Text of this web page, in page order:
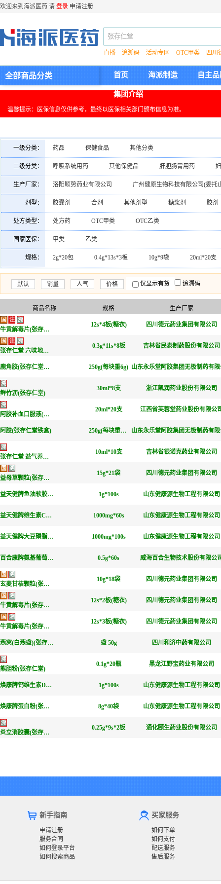
欢迎来到海派医药 请 登录 申请注册
直播 追溯码 活动专区 OTC甲类 四川
全部商品分类 首页 海派制造 自主
集团介绍
温馨提示：医保信息仅供参考，最终以医保相关部门颁布信息为准。
一级分类： 药品 保健食品 其他分类
二级分类： 呼吸系统用药 其他保健品 肝胆肠胃用药
清热解毒类药 调理胃肠 骨伤风湿类用药
生产厂家： 洛阳顺势药业有限公司 广州健原生物科技有限公司(委托
四川和济中药有限公司 浙江凯润药业股份有限公司
柏维力生物技术(安徽)有限公司 浙江远力健药业有限责任
吉林省银诺克药业有限公司
江西川奇药业有限公司 哈尔滨国康药业有限公司
三门峡广宇生物制药有限公司 吉林白山正茂药业股份公司
剂型： 胶囊剂 合剂 其他剂型 糖浆剂 胶剂
处方类型： 处方药 OTC甲类 OTC乙类
国家医保： 甲类 乙类
规格： 2g*20包 0.4g*13s*3板 10g*9袋 20ml*20支
0.3g*11s*8板 1g*100s 80ml 0.25g*20s*3板
250g(每块重6g) 8g*40袋
0.37g*75s(薄膜衣) 12g*12袋
10g*18袋 10g*14袋 15g*9袋
600mg*60s 1000mg*60s
默认 销量 人气 价格 仅显示有货 追溯码
商品名称 规格 生产厂家
国 注 溯
牛黄解毒片(张存仁堂)
12s*4板(糖衣) 四川德元药业集团有限公司
国 注 溯
张存仁堂 六味地黄胶囊(张存仁堂铁盒)
0.3g*11s*8板 吉林省民泰制药股份有限公司
鹿角胶(张存仁堂铁盒) 250g(每块重6g) 山东永乐堂阿胶集团无极制药有
溯
鲜竹沥(张存仁堂)
30ml*8支 浙江凯润药业股份有限公司
溯
阿胶补血口服液(张存仁堂玻璃瓶)
20ml*20支 江西省芙蓉堂药业股份有限公
阿胶(张存仁堂铁盒) 250g(每块重25g) 山东永乐堂阿胶集团无极制药有
溯
张存仁堂 益气养血口服液(张存仁堂玻璃瓶)
10ml*10支 吉林省银诺克药业有限公司
国 溯
益母草颗粒(张存仁堂)
15g*21袋 四川德元药业集团有限公司
益天健牌鱼油软胶囊(张存仁堂) 1g*100s 山东健康源生物工程有限公司
益天健牌维生素C咀嚼片(甜橙味)(张存仁堂) 1000mg*60s 山东健康源生物工程有限公司
益天健牌大豆磷脂软胶囊(张存仁堂) 1000mg*100s 山东健康源生物工程有限公司
百合康牌氨基葡萄糖硫酸软骨素钙胶囊(张存仁堂) 0.5g*60s 威海百合生物技术股份有限公
国 溯
玄麦甘桔颗粒(张存仁堂)
10g*18袋 四川德元药业集团有限公司
国 溯
牛黄解毒片(张存仁堂)
12s*2板(糖衣) 四川德元药业集团有限公司
国 溯
牛黄解毒片(张存仁堂)
12s*3板(糖衣) 四川德元药业集团有限公司
燕窝(白燕盏)(张存仁堂) 盏 50g 四川和济中药有限公司
溯
熊胆粉(张存仁堂)
0.1g*20瓶 黑龙江野宝药业有限公司
焕康牌钙维生素D软胶囊(张存仁堂) 1g*100s 山东健康源生物工程有限公司
焕康牌蛋白粉(张存仁堂) 8g*40袋 山东健康源生物工程有限公司
溯
炎立消胶囊(张存仁堂)
0.25g*9s*2板 通化颐生药业股份有限公司
新手指南
申请注册
服务合同
如何登录平台
如何搜索商品
买家服务
如何下单
如何支付
配送服务
售后服务